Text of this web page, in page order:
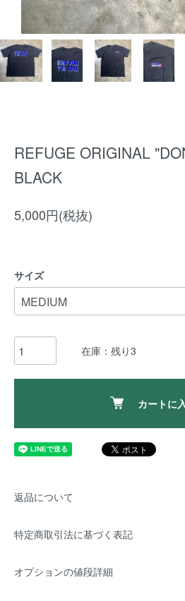
REFUGE ORIGINAL
BLACK
5,000円(税抜)
サイズ
在庫：残り3
カートに
返品について
特定商取引法に基づく表記
オプションの値段詳細